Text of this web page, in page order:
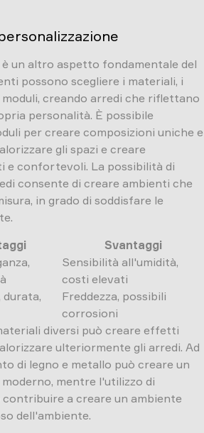
un altro aspetto fondamentale del
possono scegliere i materiali, i
creando arredi che riflettano
personalità. È possibile
per creare composizioni uniche e
gli spazi e creare
e confortevoli. La possibilità di
consente di creare ambienti che
in grado di soddisfare le
Svantaggi
Sensibilità all'umidità,
costi elevati
durata,
Freddezza, possibili
corrosioni
diversi può creare effetti
ulteriormente gli arredi. Ad
di legno e metallo può creare un
mentre l'utilizzo di
a creare un ambiente
dell'ambiente.